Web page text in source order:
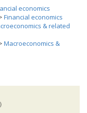
economics
Financial economics
& related
Macroeconomics &